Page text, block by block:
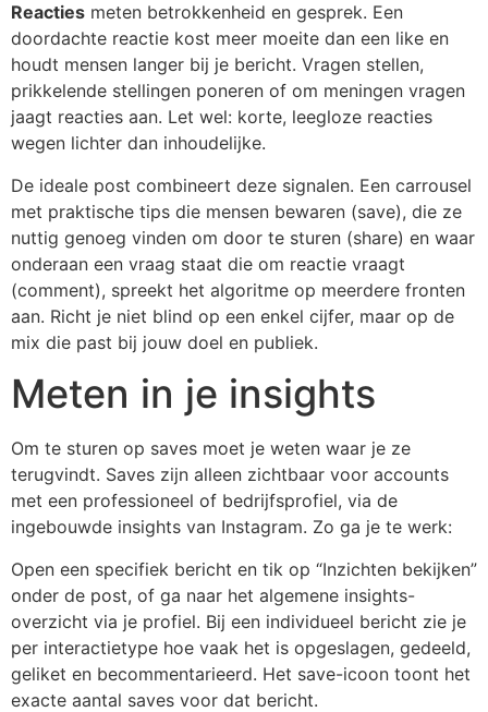
Reacties meten betrokkenheid en gesprek. Een
doordachte reactie kost meer moeite dan een like en
houdt mensen langer bij je bericht. Vragen stellen,
prikkelende stellingen poneren of om meningen vragen
jaagt reacties aan. Let wel: korte, leegloze reacties
wegen lichter dan inhoudelijke.
De ideale post combineert deze signalen. Een carrousel
met praktische tips die mensen bewaren (save), die ze
nuttig genoeg vinden om door te sturen (share) en waar
onderaan een vraag staat die om reactie vraagt
(comment), spreekt het algoritme op meerdere fronten
aan. Richt je niet blind op een enkel cijfer, maar op de
mix die past bij jouw doel en publiek.
Meten in je insights
Om te sturen op saves moet je weten waar je ze
terugvindt. Saves zijn alleen zichtbaar voor accounts
met een professioneel of bedrijfsprofiel, via de
ingebouwde insights van Instagram. Zo ga je te werk:
Open een specifiek bericht en tik op “Inzichten bekijken”
onder de post, of ga naar het algemene insights-
overzicht via je profiel. Bij een individueel bericht zie je
per interactietype hoe vaak het is opgeslagen, gedeeld,
geliket en becommentarieerd. Het save-icoon toont het
exacte aantal saves voor dat bericht.